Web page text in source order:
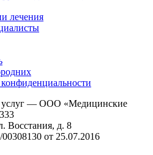
лечения
услуг — ООО «Медицинские
Восстания, д. 8
от 25.07.2016